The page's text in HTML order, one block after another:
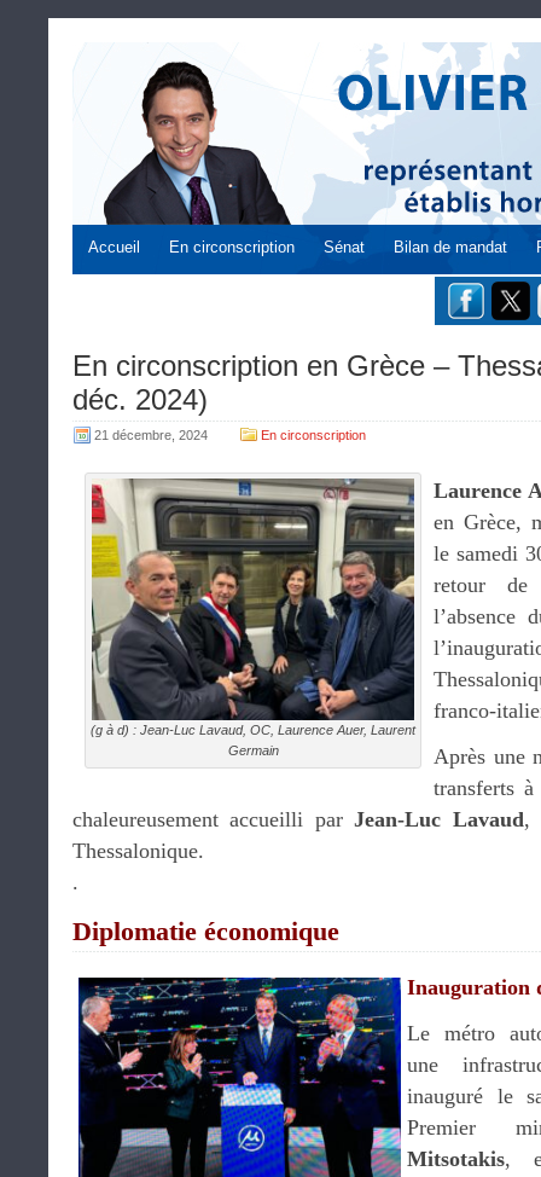
Accueil En circonscription Sénat Bilan de mandat
En circonscription en Grèce –
déc. 2024)
21 décembre, 2024 En circonscription
(g à d) : Jean-Luc Lavaud, OC, Laurence Auer, Laurent
Germain
Laurence
en Grèce,
le samedi
retour
l’absence
franco-
Après une
transferts
chaleureusement accueilli parJean-Luc Lavaud,
Thessalonique.
.
Diplomatie économique
Inauguration
Le métro
une
inauguré le
Premier
Mitsotakis,